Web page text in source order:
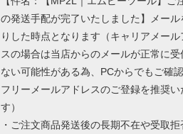
の発送手配が完了いたしました】メール
りした時点となります（キャリアメール
スの場合は当店からのメールが正常に受
ない可能性がある為、PCからでもご確
フリーメールアドレスのご登録を推奨い
す）
・ご注文商品発送後の長期不在や受取拒